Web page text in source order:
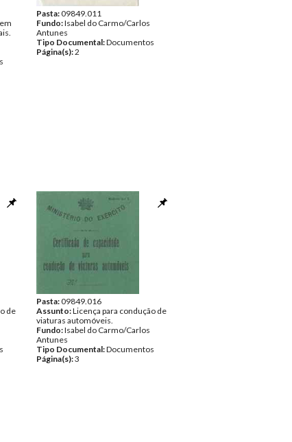
Pasta:09849.011
Fundo:Isabel do Carmo/Carlos
Antunes
Tipo Documental:Documentos
Página(s):2
de
Pasta:09849.016
Assunto:Licença para condução de
viaturas automóveis.
Fundo:Isabel do Carmo/Carlos
Antunes
Tipo Documental:Documentos
Página(s):3